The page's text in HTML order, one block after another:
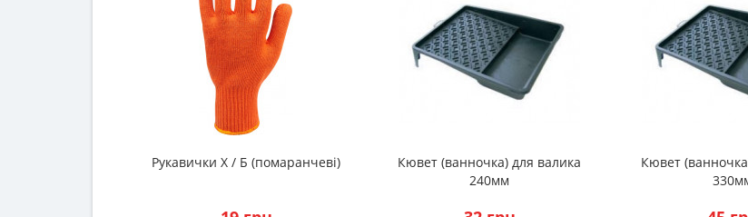
Рукавички Х / Б (помаранчеві)
Кювет (ванночка) для валика
240мм
Кювет